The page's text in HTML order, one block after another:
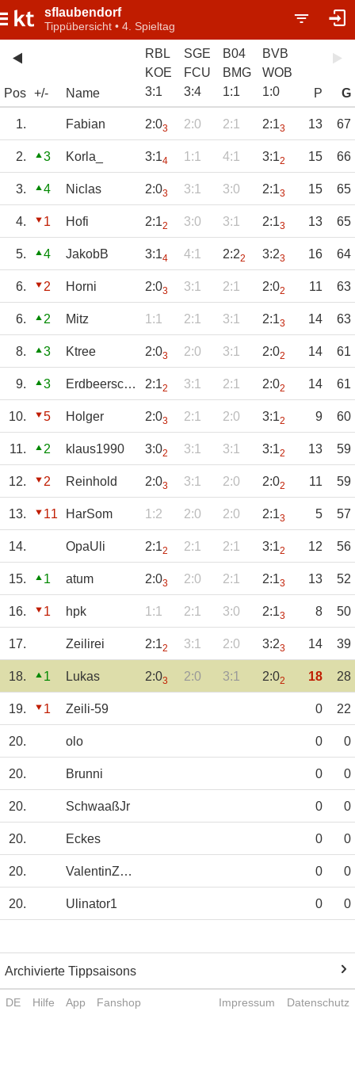
sflaubendorf
Tippübersicht • 4. Spieltag
Pos +/- Name
RBL
KOE
3:1
SGE
FCU
3:4
B04
BMG
1:1
BVB
WOB
1:0 P G
1. Fabian 2:03 2:0 2:1 2:13 13 67
2. 3 Korla_ 3:14 1:1 4:1 3:12 15 66
3. 4 Niclas 2:03 3:1 3:0 2:13 15 65
4. 1 Hofi 2:12 3:0 3:1 2:13 13 65
5. 4 JakobB 3:14 4:1 2:22 3:23 16 64
6. 2 Horni 2:03 3:1 2:1 2:02 11 63
6. 2 Mitz 1:1 2:1 3:1 2:13 14 63
8. 3 Ktree 2:03 2:0 3:1 2:02 14 61
9. 3 Erdbeerschorsch 2:12 3:1 2:1 2:02 14 61
10. 5 Holger 2:03 2:1 2:0 3:12 9 60
11. 2 klaus1990 3:02 3:1 3:1 3:12 13 59
12. 2 Reinhold 2:03 3:1 2:0 2:02 11 59
13. 11 HarSom 1:2 2:0 2:0 2:13 5 57
14. OpaUli 2:12 2:1 2:1 3:12 12 56
15. 1 atum 2:03 2:0 2:1 2:13 13 52
16. 1 hpk 1:1 2:1 3:0 2:13 8 50
17. Zeilirei 2:12 3:1 2:0 3:23 14 39
18. 1 Lukas 2:03 2:0 3:1 2:02 18 28
19. 1 Zeili-59 0 22
20. olo 0 0
20. Brunni 0 0
20. SchwaaßJr 0 0
20. Eckes 0 0
20. ValentinZogel 0 0
20. Ulinator1 0 0
Archivierte Tippsaisons
DE Hilfe App Fanshop Impressum Datenschutz